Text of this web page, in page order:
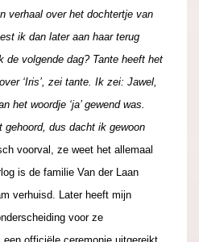
verhaal over het dochtertje van
ik dan later aan haar terug
de volgende dag? Tante heeft het
‘Iris’, zei tante. Ik zei: Jawel,
het woordje ‘ja’ gewend was.
dus dacht ik gewoon
voorval, ze weet het allemaal
is de familie Van der Laan
verhuisd. Later heeft mijn
voor ze